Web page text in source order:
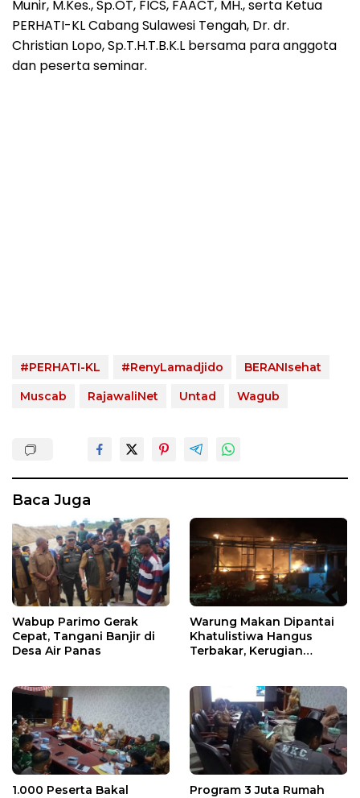
Munir, M.Kes., Sp.OT, FICS, FAACT, MH., serta Ketua
PERHATI-KL Cabang Sulawesi Tengah, Dr. dr.
Christian Lopo, Sp.T.H.T.B.K.L bersama para anggota
dan peserta seminar.
#PERHATI-KL #RenyLamadjido
BERANIsehat
Muscab
RajawaliNet Untad Wagub
Baca Juga
Wabup Parimo Gerak
Cepat, Tangani Banjir di
Desa Air Panas
Warung Makan Dipantai
Khatulistiwa Hangus
Terbakar, Kerugian
1.000 Peserta Bakal
Program 3 Juta Rumah